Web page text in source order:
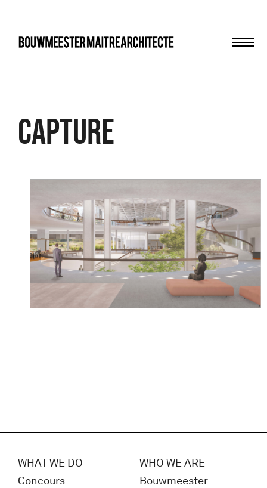
Capture
WHAT WE DO
Concours
WHO WE ARE
Bouwmeester